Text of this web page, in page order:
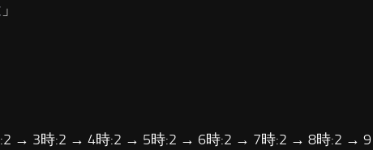
」
→ 3時:2 → 4時:2 → 5時:2 → 6時:2 → 7時:2 → 8時:2 → 9